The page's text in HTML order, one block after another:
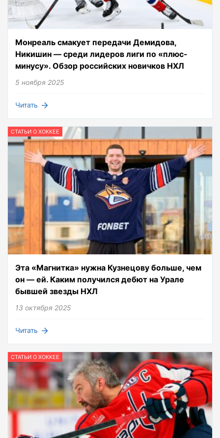
Монреаль смакует передачи Демидова,
Никишин — среди лидеров лиги по «плюс-
минусу». Обзор российских новичков НХЛ
5 ноября 2025
Читать
СТАТЬИ О ХОККЕЕ
Эта «Магнитка» нужна Кузнецову больше, чем
он — ей. Каким получился дебют на Урале
бывшей звезды НХЛ
13 октября 2025
Читать
СТАТЬИ О ХОККЕЕ